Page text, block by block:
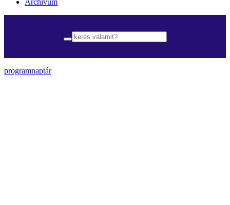
Archívum
programnaptár